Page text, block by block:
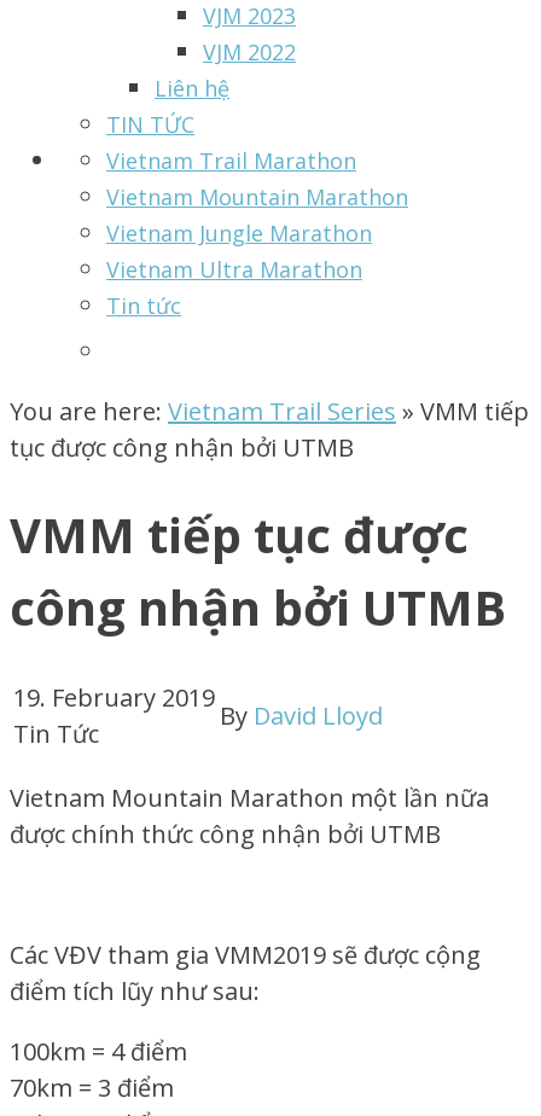
VJM 2023
VJM 2022
Liên hệ
TIN TỨC
Vietnam Trail Marathon
Vietnam Mountain Marathon
Vietnam Jungle Marathon
Vietnam Ultra Marathon
Tin tức
You are here: Vietnam Trail Series » VMM tiếp
tục được công nhận bởi UTMB
VMM tiếp tục được
công nhận bởi UTMB
19. February 2019
Tin Tức
By David Lloyd
Vietnam Mountain Marathon một lần nữa
được chính thức công nhận bởi UTMB
Các VĐV tham gia VMM2019 sẽ được cộng
điểm tích lũy như sau:
100km = 4 điểm
70km = 3 điểm